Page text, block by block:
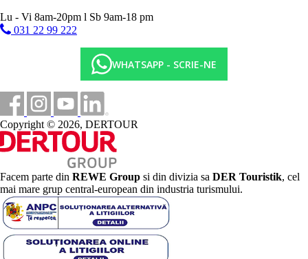
Lu - Vi 8am-20pm l Sb 9am-18 pm
031 22 99 222
WHATSAPP - SCRIE-NE
Copyright © 2026, DERTOUR
Facem parte din REWE Group si din divizia sa DER Touristik, cel
mai mare grup central-european din industria turismului.